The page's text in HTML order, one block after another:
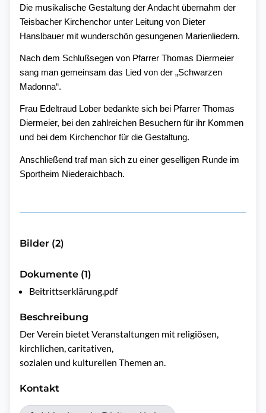
Die musikalische Gestaltung der Andacht übernahm der
Teisbacher Kirchenchor unter Leitung von Dieter
Hanslbauer mit wunderschön gesungenen Marienliedern.
Nach dem Schlußsegen von Pfarrer Thomas Diermeier
sang man gemeinsam das Lied von der „Schwarzen
Madonna“.
Frau Edeltraud Lober bedankte sich bei Pfarrer Thomas
Diermeier, bei den zahlreichen Besuchern für ihr Kommen
und bei dem Kirchenchor für die Gestaltung.
Anschließend traf man sich zu einer geselligen Runde im
Sportheim Niederaichbach.
Bilder (2)
Dokumente (1)
Beitrittserklärung.pdf
Beschreibung
Der Verein bietet Veranstaltungen mit religiösen,
kirchlichen, caritativen,
sozialen und kulturellen Themen an.
Kontakt